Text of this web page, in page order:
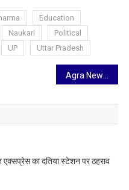
Education
Naukari
Political
UP Uttar Pradesh
Agra News: आगरा पुलिस ने गुम हुए 121 मोबाइलों को खोज निकाला, फोन पाकर खिल उठे चेहरे
एक्सप्रेस का दतिया स्टेशन पर ठहराव